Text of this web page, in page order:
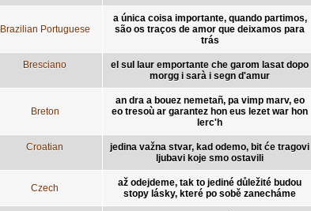
Brazilian Portuguese
a única coisa importante, quando partimos,
são os traços de amor que deixamos para
trás
Bresciano
el sul laur emportante che garom lasat dopo
morgg i sarà i segn d'amur
Breton
an dra a bouez nemetañ, pa vimp marv, eo
eo tresoù ar garantez hon eus lezet war hon
lerc'h
Croatian
jedina važna stvar, kad odemo, bit će tragovi
ljubavi koje smo ostavili
Czech
až odejdeme, tak to jediné důležité budou
stopy lásky, které po sobě zanecháme